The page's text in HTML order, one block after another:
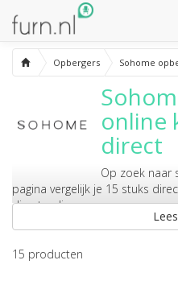
Opbergers Sohome
online
direct
Op zoek naar
pagina vergelijk je 15 stuks
direct online.
15 producten